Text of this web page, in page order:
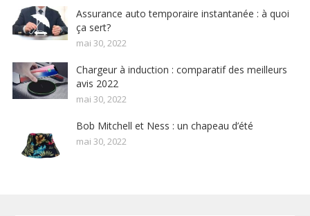
Assurance auto temporaire instantanée : à quoi
ça sert?
mai 30, 2022
Chargeur à induction : comparatif des meilleurs
avis 2022
mai 30, 2022
Bob Mitchell et Ness : un chapeau d’été
mai 30, 2022